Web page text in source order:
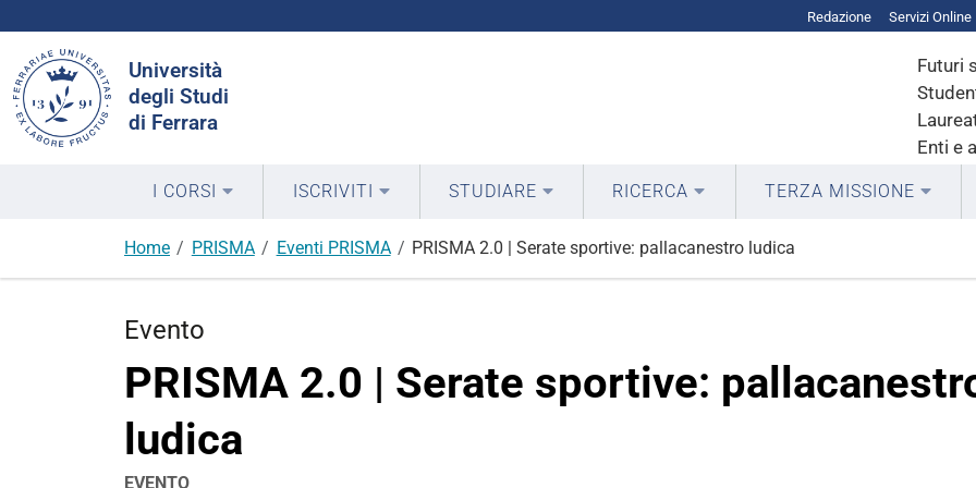
Redazione Servizi Online
Università
degli Studi
di Ferrara
Futuri
Enti e
nel
sito
I CORSI ISCRIVITI STUDIARE RICERCA TERZA MISSIONE
Home PRISMA Eventi PRISMA PRISMA 2.0 | Serate sportive: pallacanestro ludica
Evento
PRISMA 2.0 | Serate sportive:
ludica
EVENTO